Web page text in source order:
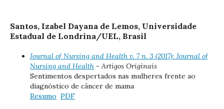
Santos, Izabel Dayana de Lemos, Universidade
Estadual de Londrina/UEL, Brasil
Journal of Nursing and Health v. 7 n. 3 (2017): Journal of
Nursing and Health - Artigos Originais
Sentimentos despertados nas mulheres frente ao
diagnóstico de câncer de mama
Resumo PDF